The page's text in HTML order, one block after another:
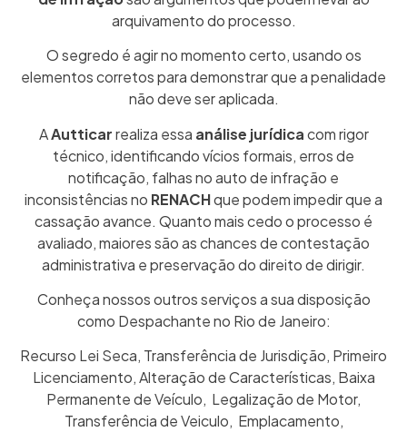
arquivamento do processo.
O segredo é agir no momento certo, usando os
elementos corretos para demonstrar que a penalidade
não deve ser aplicada.
AAutticarrealiza essa análise jurídicacom rigor
técnico, identificando vícios formais, erros de
notificação, falhas no auto de infração e
inconsistências no RENACHque podem impedir que a
cassação avance. Quanto mais cedo o processo é
avaliado, maiores são as chances de contestação
administrativa e preservação do direito de dirigir.
Conheça nossos outros serviços a sua disposição
como Despachante no Rio de Janeiro:
Recurso Lei Seca, Transferência de Jurisdição, Primeiro
Licenciamento,Alteração de Características, Baixa
Permanente de Veículo, Legalização de Motor,
Transferência de Veiculo, Emplacamento,